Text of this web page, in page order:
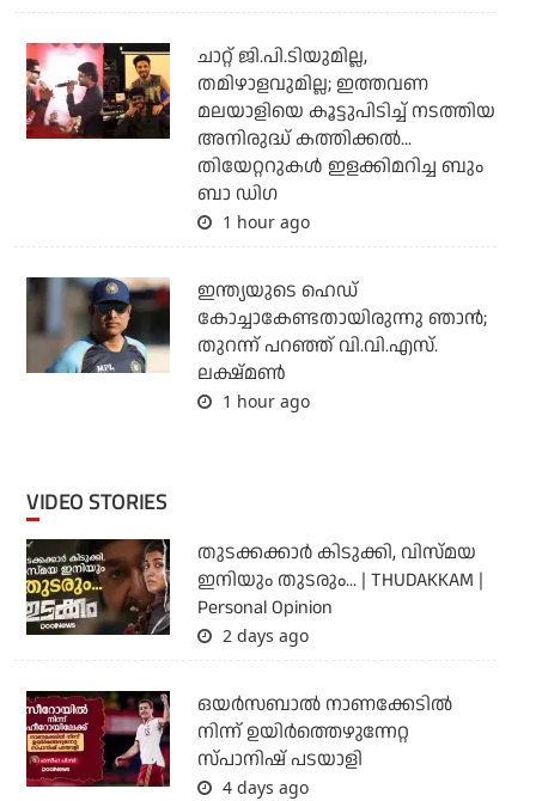
ചാറ്റ് ജി.പി.ടിയുമില്ല,
തമിഴാളവുമില്ല; ഇത്തവണ
മലയാളിയെ കൂട്ടുപിടിച്ച് നടത്തിയ
അനിരുദ്ധ് കത്തിക്കല്‍...
തിയേറ്ററുകള്‍ ഇളക്കിമറിച്ച ബും
ബാ ഡിഗ
1 hour ago
ഇന്ത്യയുടെ ഹെഡ്
കോച്ചാകേണ്ടതായിരുന്നു ഞാന്‍;
തുറന്ന് പറഞ്ഞ് വി.വി.എസ്.
ലക്ഷ്മണ്‍
1 hour ago
VIDEO STORIES
തുടക്കക്കാര്‍ കിടുക്കി, വിസ്മയ
ഇനിയും തുടരും... | THUDAKKAM |
Personal Opinion
2 days ago
ഒയര്‍സബാൽ നാണക്കേടിൽ
നിന്ന് ഉയിർത്തെഴുന്നേറ്റ
സ്പാനിഷ് പടയാളി
4 days ago